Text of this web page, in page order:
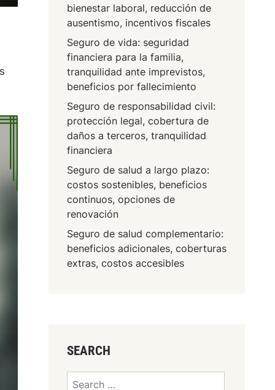
bienestar laboral, reducción de
ausentismo, incentivos fiscales
Seguro de vida: seguridad
financiera para la familia,
tranquilidad ante imprevistos,
beneficios por fallecimiento
Seguro de responsabilidad civil:
protección legal, cobertura de
daños a terceros, tranquilidad
financiera
Seguro de salud a largo plazo:
costos sostenibles, beneficios
continuos, opciones de
renovación
Seguro de salud complementario:
beneficios adicionales, coberturas
extras, costos accesibles
SEARCH
Search